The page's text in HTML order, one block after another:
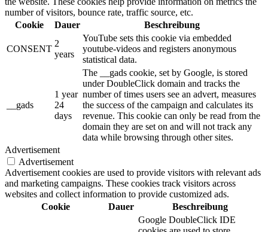
number of visitors, bounce rate, traffic source, etc.
Cookie
Dauer Beschreibung
CONSENT
2
years
YouTube sets this cookie via embedded
youtube-videos and registers anonymous
statistical data.
__gads
1 year
24
days
The __gads cookie, set by Google, is stored
under DoubleClick domain and tracks the
number of times users see an advert, measures
the success of the campaign and calculates its
revenue. This cookie can only be read from the
domain they are set on and will not track any
data while browsing through other sites.
Advertisement
Advertisement
Advertisement cookies are used to provide visitors with relevant ads
and marketing campaigns. These cookies track visitors across
websites and collect information to provide customized ads.
Cookie
Dauer Beschreibung
Google DoubleClick IDE